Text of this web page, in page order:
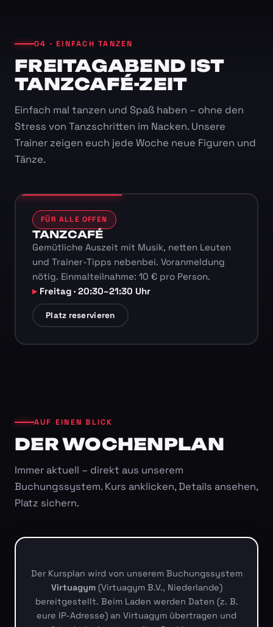
04 · EINFACH TANZEN
FREITAGABEND IST
TANZCAFÉ-ZEIT
Einfach mal tanzen und Spaß haben – ohne den
Stress von Tanzschritten im Nacken. Unsere
Trainer zeigen euch jede Woche neue Figuren und
Tänze.
FÜR ALLE OFFEN
TANZCAFÉ
Gemütliche Auszeit mit Musik, netten Leuten
und Trainer-Tipps nebenbei. Voranmeldung
nötig. Einmalteilnahme: 10 € pro Person.
Freitag · 20:30–21:30 Uhr
Platz reservieren
AUF EINEN BLICK
DER WOCHENPLAN
Immer aktuell – direkt aus unserem
Buchungssystem. Kurs anklicken, Details ansehen,
Platz sichern.
Der Kursplan wird von unserem Buchungssystem
Virtuagym(Virtuagym B.V., Niederlande)
bereitgestellt. Beim Laden werden Daten (z. B.
eure IP-Adresse) an Virtuagym übertragen und